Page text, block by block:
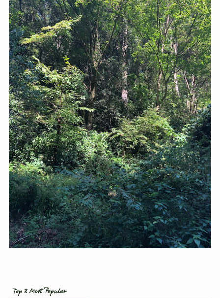
Top 3 Most Popular